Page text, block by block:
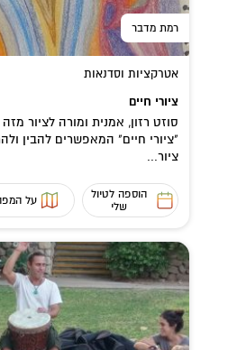
רמת מדבר
אטרקציות וסדנאות
ציורי חיים
"ציורי חיים" המאפשרים להבין
ציור...
הוספה לטיול
שלי
על